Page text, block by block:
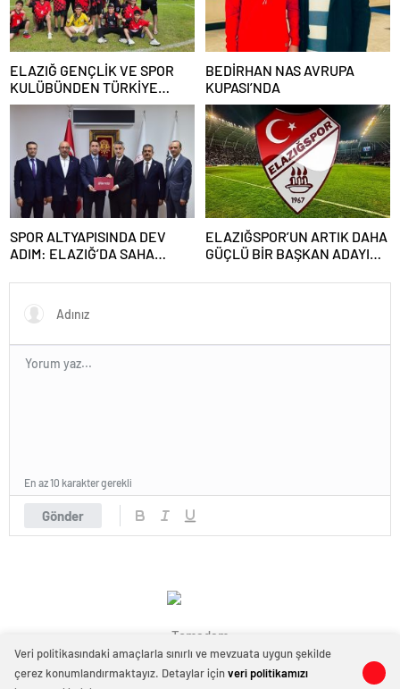
0 0
ELAZIĞ GENÇLİK VE SPOR
KULÜBÜNDEN TÜRKİYE
ŞAMPİYONALARINDA ÇİFTE
BEDİRHAN NAS AVRUPA
KUPASI’NDA
SPOR ALTYAPISINDA DEV
ADIM: ELAZIĞ’DA SAHA
ELAZIĞSPOR’UN ARTIK DAHA
GÜÇLÜ BİR BAŞKAN ADAYI
Gönder
En az 10 karakter gerekli
Temadam
Veri politikasındaki amaçlarla sınırlı ve mevzuata uygun şekilde
çerez konumlandırmaktayız. Detaylar içinveri politikamızı